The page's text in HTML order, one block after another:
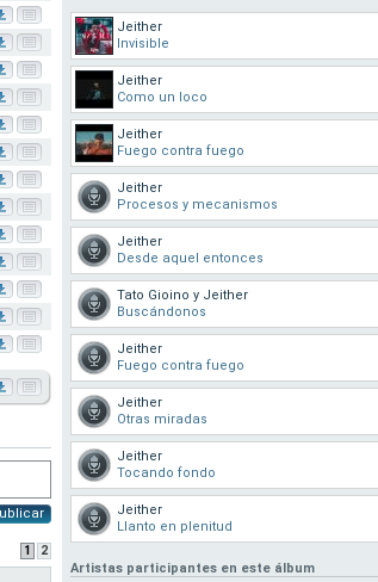
1 2
Jeither
Invisible
Jeither
Como un loco
Jeither
Fuego contra fuego
Jeither
Procesos y mecanismos
Jeither
Desde aquel entonces
Tato Gioino y Jeither
Buscándonos
Jeither
Fuego contra fuego
Jeither
Otras miradas
Jeither
Tocando fondo
Jeither
Llanto en plenitud
Artistas participantes en este álbum